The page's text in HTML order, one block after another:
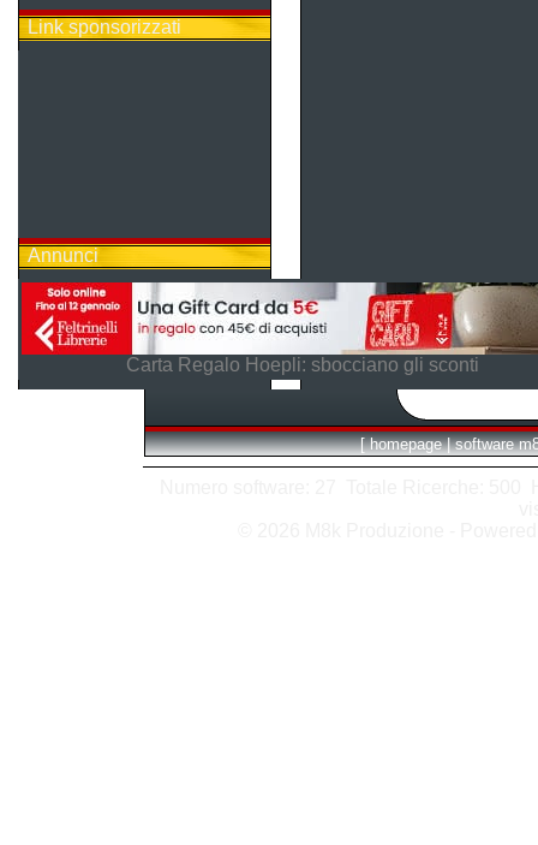
Link sponsorizzati
Annunci
Carta Regalo Hoepli: sbocciano gli sconti
[ homepage | software